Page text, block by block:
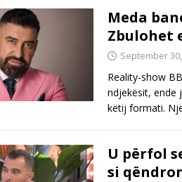
Meda
Zbulohet
September
Reality-show
ndjekësit, ende
këtij formati.
U përfol
si